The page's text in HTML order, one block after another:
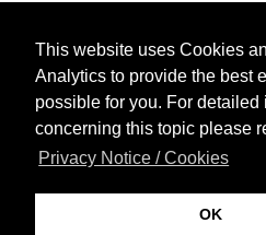
This website uses Cookies
Analytics to provide the best
possible for you. For detailed
concerning this topic please
Privacy Notice / Cookies
OK
XiBIT